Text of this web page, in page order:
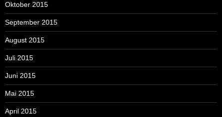
Oktober 2015
September 2015
August 2015
Juli 2015
Juni 2015
Mai 2015
April 2015